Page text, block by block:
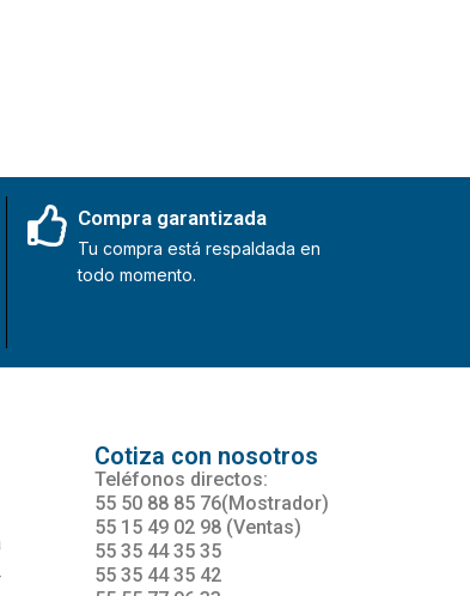
Compra garantizada
Tu compra está respaldada en
todo momento.
Cotiza con nosotros
Teléfonos directos:
55 50 88 85 76(Mostrador)
55 15 49 02 98 (Ventas)
55 35 44 35 35
55 35 44 35 42